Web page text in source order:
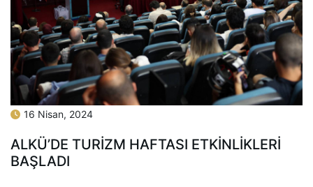
16 Nisan, 2024
ALKÜ’DE TURİZM HAFTASI ETKİNLİKLERİ
BAŞLADI